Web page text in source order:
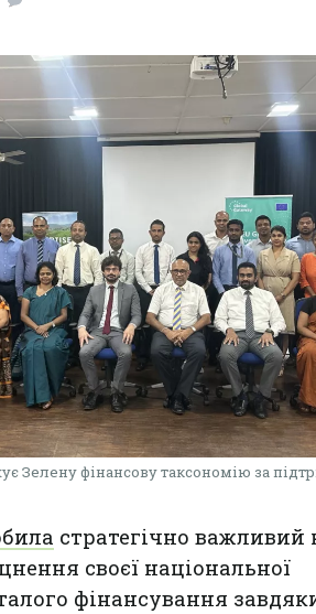
Зелену фінансову таксономію за
стратегічно важливий
своєї національної
фінансування